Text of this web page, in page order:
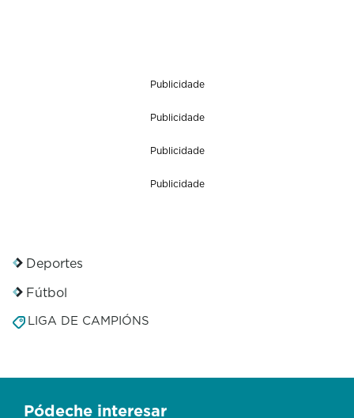
Publicidade
Publicidade
Publicidade
Publicidade
Deportes
Fútbol
LIGA DE CAMPIÓNS
Pódeche interesar